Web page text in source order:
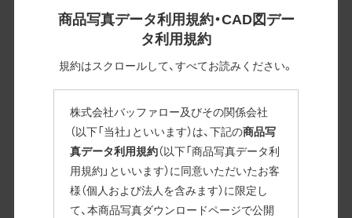
商品写真データ利用規約・CAD図デー
タ利用規約
規約はスクロールして、すべてお読みください。
株式会社バッファロー及びその関係会社
（以下「当社」といいます）は、下記の商品写
真データ利用規約（以下「商品写真データ利
用規約」といいます）に同意いただいたお客
様（個人および法人を含みます）に限定し
て、本商品写真ダウンロードページで公開
すと圧縮ファイルのダウンロードが始まります。
JPEG・EPSファイルにはパスが設定されています。画像編集
の際に便利です。PNG画像は原則として背景を透過したもの
を提供しています。
掲載データ「JPEG、PNG : 低解像度(RGBカラー)」 「EPS : 高
解像度(CMYKカラー)」
BSKBU100BK